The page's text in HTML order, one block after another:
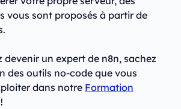
vous sont proposés à partir de
devenir un expert de n8n, sachez
des outils no-code que vous
dans notre Formation
!